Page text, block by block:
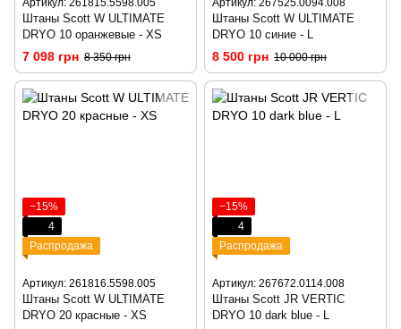
Артикул: 261815.5598.005
Штаны Scott W ULTIMATE
DRYO 10 оранжевые - XS
7 098 грн 8 350 грн
Артикул: 267525.0094.008
Штаны Scott W ULTIMATE
DRYO 10 синие - L
8 500 грн 10 000 грн
−15%
4
Распродажа
Артикул: 261816.5598.005
Штаны Scott W ULTIMATE
DRYO 20 красные - XS
−15%
4
Распродажа
Артикул: 267672.0114.008
Штаны Scott JR VERTIC
DRYO 10 dark blue - L